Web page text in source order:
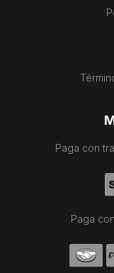
Paga con
Paga